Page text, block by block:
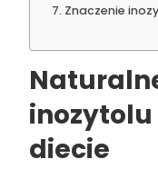
Znaczenie
inozytolu
diecie